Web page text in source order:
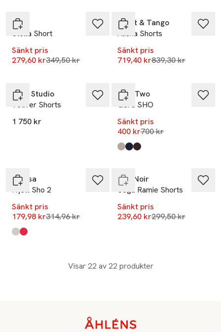
Lee
Stella Short
Sänkt pris
279,60 krLägsta pris 30 dagar
349,50 kr
Twist & Tango
Alisha Shorts
Sänkt pris
719,40 krLägsta pris 30
839,30 kr
Skall Studio
Vetiver Shorts
1 750 kr
Part Two
Gerd SHO
Sänkt pris
400 krLägsta pris 30 dagar
700 kr
Produkten finns i färgerna:
Desert Taupe Chambray
After Midnight
Ganache
Fransa
Frjett Sho 2
Sänkt pris
179,98 krLägsta pris 30 dagar
314,96 kr
Produkten finns i färgerna:
Undyed Unbleached
Virtual Pink
-20%
Neo Noir
Sega Ramie Shorts
Sänkt pris
239,60 krLägsta pris 30
299,50 kr
Visar 22 av 22 produkter